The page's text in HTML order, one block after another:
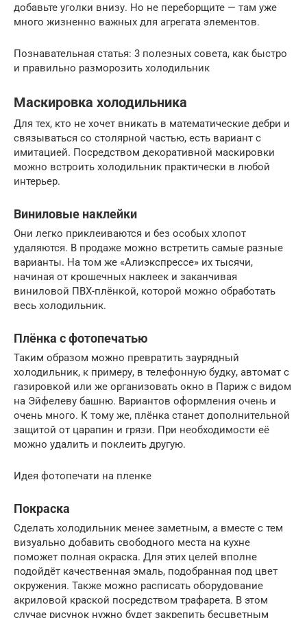
добавьте уголки внизу. Но не переборщите — там уже
много жизненно важных для агрегата элементов.
Познавательная статья: 3 полезных совета, как быстро
и правильно разморозить холодильник
Маскировка холодильника
Для тех, кто не хочет вникать в математические дебри и
связываться со столярной частью, есть вариант с
имитацией. Посредством декоративной маскировки
можно встроить холодильник практически в любой
интерьер.
Виниловые наклейки
Они легко приклеиваются и без особых хлопот
удаляются. В продаже можно встретить самые разные
варианты. На том же «Алиэкспрессе» их тысячи,
начиная от крошечных наклеек и заканчивая
виниловой ПВХ-плёнкой, которой можно обработать
весь холодильник.
Плёнка с фотопечатью
Таким образом можно превратить заурядный
холодильник, к примеру, в телефонную будку, автомат с
газировкой или же организовать окно в Париж с видом
на Эйфелеву башню. Вариантов оформления очень и
очень много. К тому же, плёнка станет дополнительной
защитой от царапин и грязи. При необходимости её
можно удалить и поклеить другую.
Идея фотопечати на пленке
Покраска
Сделать холодильник менее заметным, а вместе с тем
визуально добавить свободного места на кухне
поможет полная окраска. Для этих целей вполне
подойдёт качественная эмаль, подобранная под цвет
окружения. Также можно расписать оборудование
акриловой краской посредством трафарета. В этом
случае рисунок нужно будет закрепить бесцветным